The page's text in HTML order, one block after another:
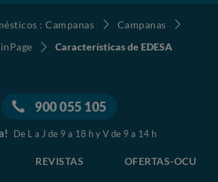
: Campanas
Campanas
Características de EDESA
900 055 105
De L a J de 9 a 18 h y V de 9 a 14 h
REVISTAS OFERTAS-OCU